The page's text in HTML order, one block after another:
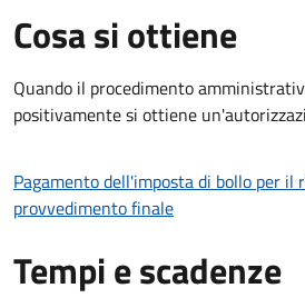
Cosa si ottiene
Quando il procedimento
positivamente si ottiene
Pagamento dell'imposta di bollo per il
provvedimento finale
Tempi e scadenze